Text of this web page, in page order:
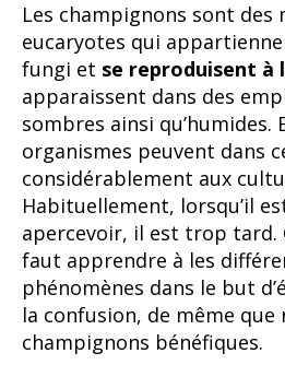
Les champignons sont des
eucaryotes qui
fungi et se reproduisent à
apparaissent dans des
sombres ainsi qu’humides.
organismes peuvent dans
considérablement aux
Habituellement, lorsqu’il
apercevoir, il est trop tard.
faut apprendre à les
phénomènes dans le but
la confusion, de même
champignons bénéfiques.